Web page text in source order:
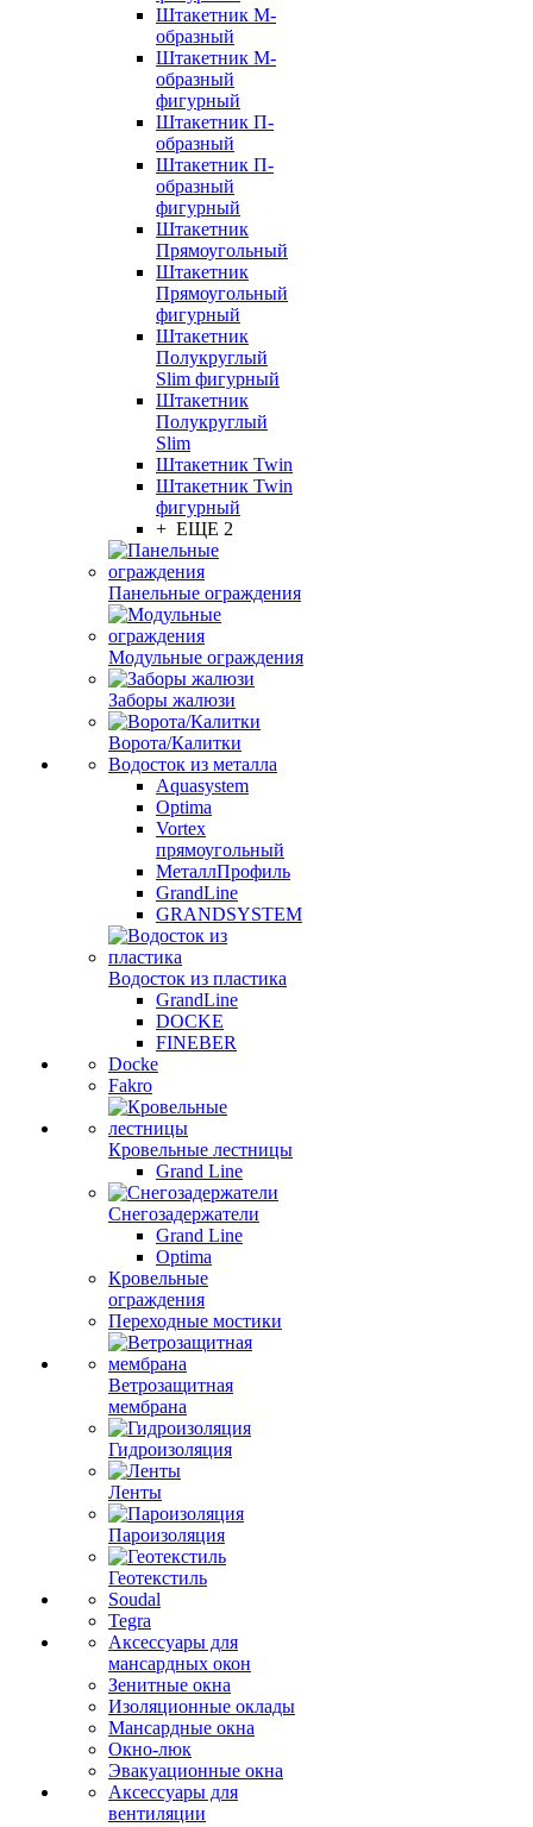
Штакетник М-
образный
Штакетник М-
образный
фигурный
Штакетник П-
образный
Штакетник П-
образный
фигурный
Штакетник
Прямоугольный
Штакетник
Прямоугольный
фигурный
Штакетник
Полукруглый
Slim фигурный
Штакетник
Полукруглый
Slim
Штакетник Twin
Штакетник Twin
фигурный
+ ЕЩЕ 2
Панельные ограждения
Модульные ограждения
Заборы жалюзи
Ворота/Калитки
Водосток из металла
Aquasystem
Optima
Vortex
прямоугольный
МеталлПрофиль
GrandLine
GRANDSYSTEM
Водосток из пластика
GrandLine
DOCKE
FINEBER
Docke
Fakro
Кровельные лестницы
Grand Line
Снегозадержатели
Grand Line
Optima
Кровельные
ограждения
Переходные мостики
Ветрозащитная
мембрана
Гидроизоляция
Ленты
Пароизоляция
Геотекстиль
Soudal
Tegra
Аксессуары для
мансардных окон
Зенитные окна
Изоляционные оклады
Мансардные окна
Окно-люк
Эвакуационные окна
Аксессуары для
вентиляции